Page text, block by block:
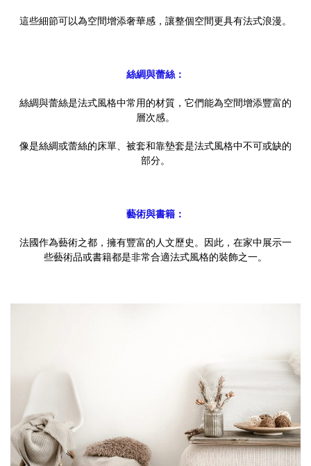
這些細節可以為空間增添奢華感，讓整個空間更具有法式浪漫。
絲綢與蕾絲：
絲綢與蕾絲是法式風格中常用的材質，它們能為空間增添豐富的
層次感。
像是絲綢或蕾絲的床單、被套和靠墊套是法式風格中不可或缺的
部分。
藝術與書籍：
法國作為藝術之都，擁有豐富的人文歷史。因此，在家中展示一
些藝術品或書籍都是非常合適法式風格的裝飾之一。